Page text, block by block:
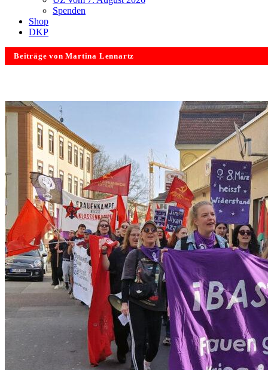
Spenden
Shop
DKP
Beiträge von Martina Lennartz